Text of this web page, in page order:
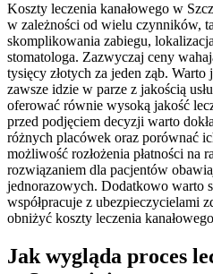
Koszty leczenia kanałowego w
w zależności od wielu czynników,
skomplikowania zabiegu,
stomatologa. Zazwyczaj ceny
tysięcy złotych za jeden ząb. Warto
zawsze idzie w parze z jakością
oferować równie wysoką jakość
przed podjęciem decyzji warto
różnych placówek oraz porównać
możliwość rozłożenia płatności na
rozwiązaniem dla pacjentów
jednorazowych. Dodatkowo warto
współpracuje z ubezpieczycielami
obniżyć koszty leczenia
Jak wygląda proces